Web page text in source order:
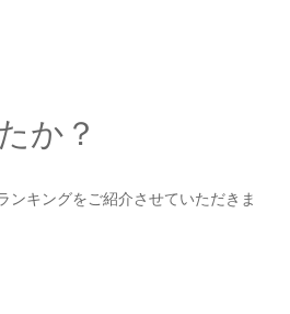
か？
ンキングをご紹介させていただきま